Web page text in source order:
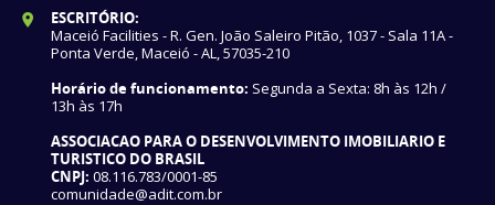
ESCRITÓRIO:
Maceió Facilities - R. Gen. João Saleiro Pitão, 1037 - Sala 11A -
Ponta Verde, Maceió - AL, 57035-210
Horário de funcionamento: Segunda a Sexta: 8h às 12h /
13h às 17h
ASSOCIACAO PARA O DESENVOLVIMENTO IMOBILIARIO E
TURISTICO DO BRASIL
CNPJ: 08.116.783/0001-85
comunidade@adit.com.br